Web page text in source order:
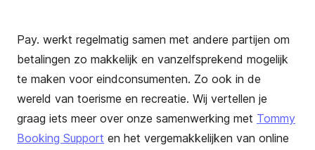
Pay. werkt regelmatig samen met andere partijen om
betalingen zo makkelijk en vanzelfsprekend mogelijk
te maken voor eindconsumenten. Zo ook in de
wereld van toerisme en recreatie. Wij vertellen je
graag iets meer over onze samenwerking met Tommy
Booking Support en het vergemakkelijken van online